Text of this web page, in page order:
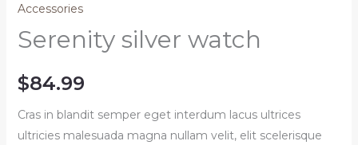
Accessories
Serenity silver watch
$84.99
Cras in blandit semper eget interdum lacus ultrices
ultricies malesuada magna nullam velit, elit scelerisque